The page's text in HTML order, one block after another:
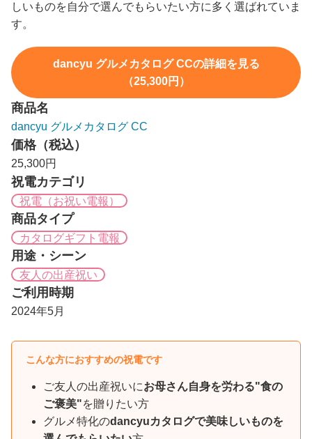
しいものを自分で選んでもらいたい方に多く選ばれていま
す。
dancyu グルメカタログ CCの詳細を見る
（25,300円）
商品名
dancyu グルメカタログ CC
価格（税込）
25,300円
祝電カテゴリ
祝電（お祝い電報）
商品タイプ
カタログギフト電報
用途・シーン
友人の出産祝い
ご利用時期
2024年5月
こんな方におすすめの祝電です
ご友人の出産祝いにお母さん自身を労わる"食の
ご褒美"を贈りたい方
グルメ特化のdancyuカタログで美味しいものを